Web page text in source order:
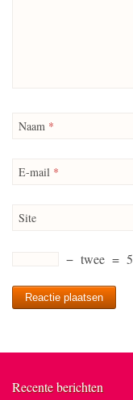
Naam *
E-mail *
Site
− twee = 5
Recente berichten